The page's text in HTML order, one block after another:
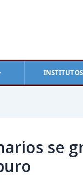
INSTITUTOS
se